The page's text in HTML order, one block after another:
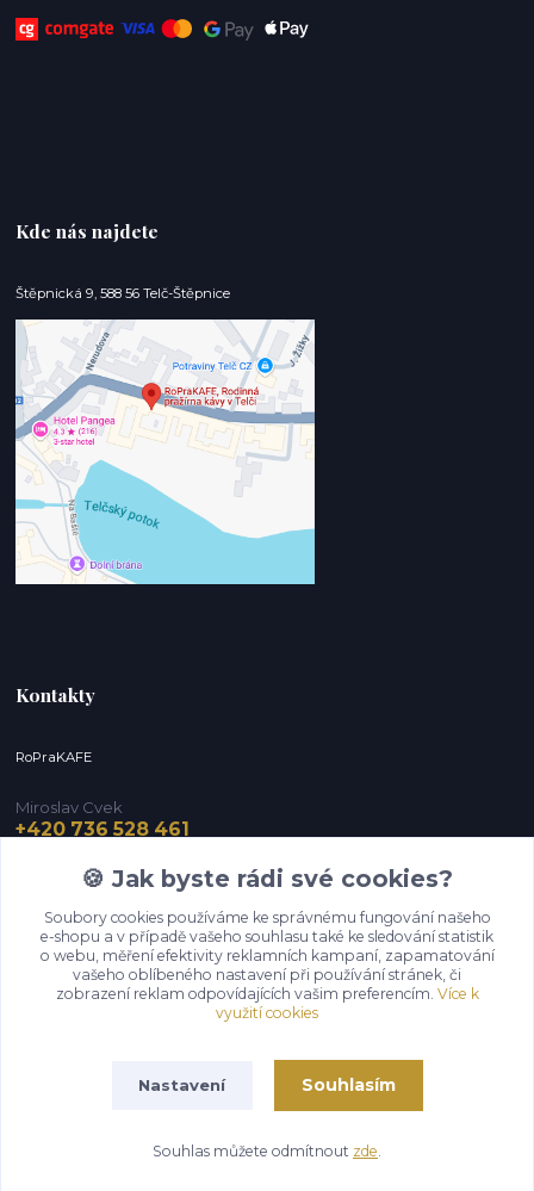
Kde nás najdete
Štěpnická 9, 588 56 Telč-Štěpnice
Kontakty
RoPraKAFE
Miroslav Cvek
+420 736 528 461
Upravit sběr cookies.
Vytvořeno na Eshop-rychle.cz
🍪 Jak byste rádi své cookies?
Soubory cookies používáme ke správnému fungování našeho
e-shopu a v případě vašeho souhlasu také ke sledování statistik
o webu, měření efektivity reklamních kampaní, zapamatování
vašeho oblíbeného nastavení při používání stránek, či
zobrazení reklam odpovídajících vašim preferencím. Více k
využití cookies
Nastavení Souhlasím
Souhlas můžete odmítnout zde